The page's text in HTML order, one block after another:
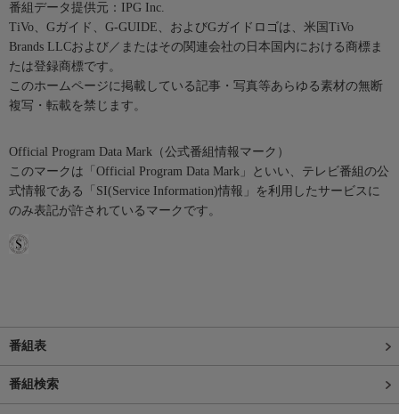
番組データ提供元：IPG Inc.
TiVo、Gガイド、G-GUIDE、およびGガイドロゴは、米国TiVo
Brands LLCおよび／またはその関連会社の日本国内における商標ま
たは登録商標です。
このホームページに掲載している記事・写真等あらゆる素材の無断
複写・転載を禁じます。
Official Program Data Mark（公式番組情報マーク）
このマークは「Official Program Data Mark」といい、テレビ番組の公
式情報である「SI(Service Information)情報」を利用したサービスに
のみ表記が許されているマークです。
番組表
番組検索